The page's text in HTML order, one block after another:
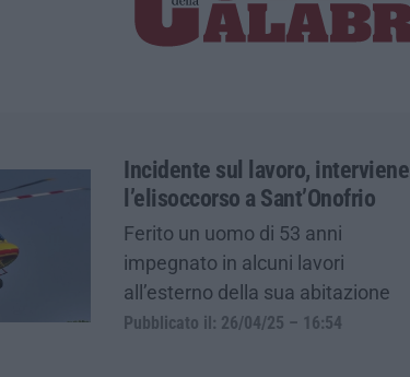
Incidente sul lavoro, interviene
l’elisoccorso a Sant’Onofrio
Ferito un uomo di 53 anni
impegnato in alcuni lavori
all’esterno della sua abitazione
Pubblicato il: 26/04/25 – 16:54